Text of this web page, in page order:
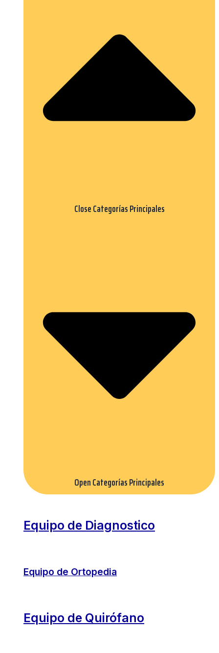
Close Categorías Principales
Open Categorías Principales
Equipo de Diagnostico
Equipo de Ortopedia
Equipo de Quirófano